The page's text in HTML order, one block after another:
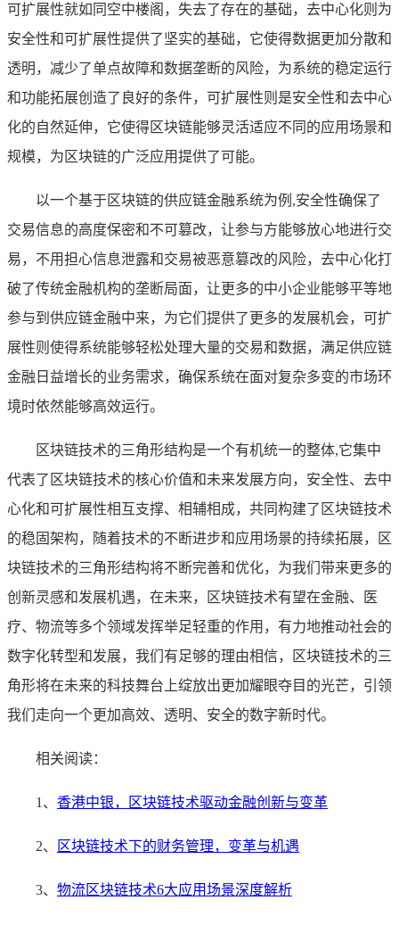
可扩展性就如同空中楼阁，失去了存在的基础，去中心化则为
安全性和可扩展性提供了坚实的基础，它使得数据更加分散和
透明，减少了单点故障和数据垄断的风险，为系统的稳定运行
和功能拓展创造了良好的条件，可扩展性则是安全性和去中心
化的自然延伸，它使得区块链能够灵活适应不同的应用场景和
规模，为区块链的广泛应用提供了可能。
以一个基于区块链的供应链金融系统为例,安全性确保了
交易信息的高度保密和不可篡改，让参与方能够放心地进行交
易，不用担心信息泄露和交易被恶意篡改的风险，去中心化打
破了传统金融机构的垄断局面，让更多的中小企业能够平等地
参与到供应链金融中来，为它们提供了更多的发展机会，可扩
展性则使得系统能够轻松处理大量的交易和数据，满足供应链
金融日益增长的业务需求，确保系统在面对复杂多变的市场环
境时依然能够高效运行。
区块链技术的三角形结构是一个有机统一的整体,它集中
代表了区块链技术的核心价值和未来发展方向，安全性、去中
心化和可扩展性相互支撑、相辅相成，共同构建了区块链技术
的稳固架构，随着技术的不断进步和应用场景的持续拓展，区
块链技术的三角形结构将不断完善和优化，为我们带来更多的
创新灵感和发展机遇，在未来，区块链技术有望在金融、医
疗、物流等多个领域发挥举足轻重的作用，有力地推动社会的
数字化转型和发展，我们有足够的理由相信，区块链技术的三
角形将在未来的科技舞台上绽放出更加耀眼夺目的光芒，引领
我们走向一个更加高效、透明、安全的数字新时代。
相关阅读：
1、 香港中银，区块链技术驱动金融创新与变革
2、 区块链技术下的财务管理，变革与机遇
3、 物流区块链技术6大应用场景深度解析